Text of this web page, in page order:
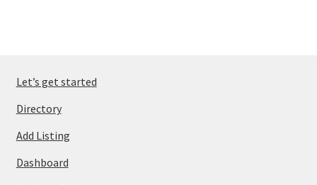
Let’s get started
Directory
Add Listing
Dashboard